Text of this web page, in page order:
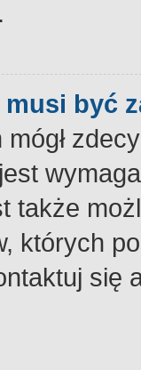
być
także
których
się